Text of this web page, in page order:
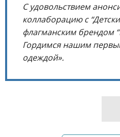
С удовольствием
коллаборацию с
флагманским брендом
Гордимся нашим
одеждой».